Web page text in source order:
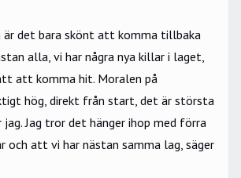
det bara skönt att komma tillbaka
alla, vi har några nya killar i laget,
att komma hit. Moralen på
hög, direkt från start, det är största
Jag tror det hänger ihop med förra
och att vi har nästan samma lag, säger